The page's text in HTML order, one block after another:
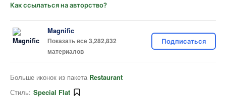
Как ссылаться на авторство?
Magnific
Показать все 3,282,832
материалов
Подписаться
Больше иконок из пакета Restaurant
Стиль: Special Flat